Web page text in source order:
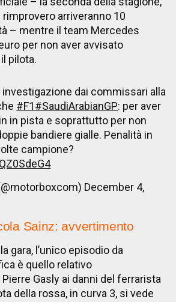
arriveranno 10
– mentre il team Mercedes
per non aver avvisato
pilota.
dai commissari alla
#F1#SaudiArabianGP: per aver
in pista e soprattutto per non
bandiere gialle. Penalità in
campione?
December 4,
Sainz: avvertimento
gara, l’unico episodio da
è quello relativo
Gasly ai danni del ferrarista
della rossa, in curva 3, si vede